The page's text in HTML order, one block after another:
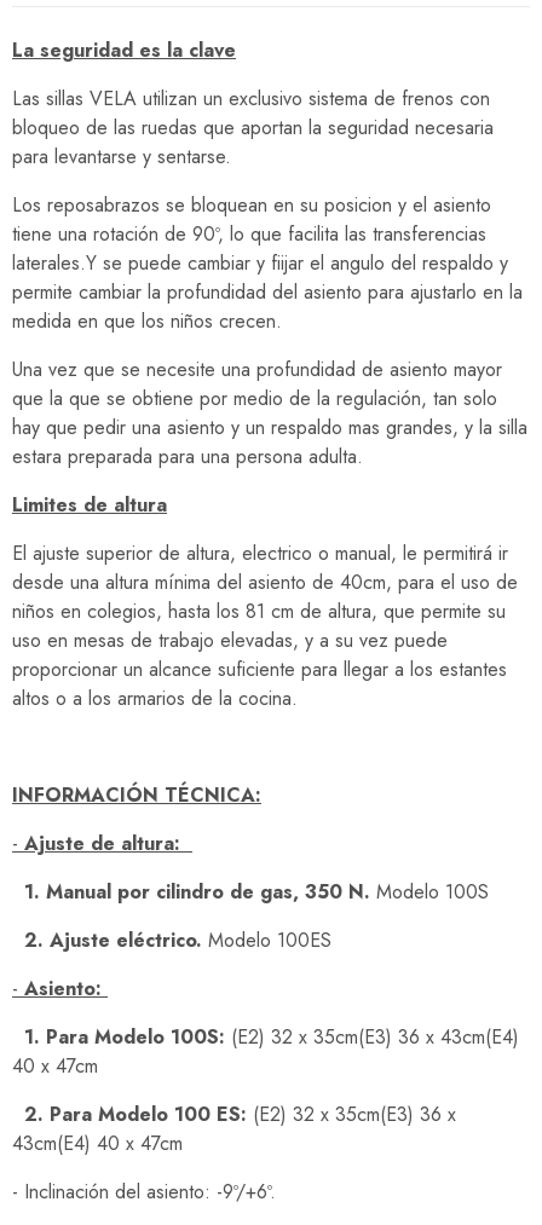
La seguridad es la clave
Las sillas VELA utilizan un exclusivo sistema de frenos con
bloqueo de las ruedas que aportan la seguridad necesaria
para levantarse y sentarse.
Los reposabrazos se bloquean en su posicion y el asiento
tiene una rotación de 90º, lo que facilita las transferencias
laterales.Y se puede cambiar y fiijar el angulo del respaldo y
permite cambiar la profundidad del asiento para ajustarlo en la
medida en que los niños crecen.
Una vez que se necesite una profundidad de asiento mayor
que la que se obtiene por medio de la regulación, tan solo
hay que pedir una asiento y un respaldo mas grandes, y la silla
estara preparada para una persona adulta.
Limites de altura
El ajuste superior de altura, electrico o manual, le permitirá ir
desde una altura mínima del asiento de 40cm, para el uso de
niños en colegios, hasta los 81 cm de altura, que permite su
uso en mesas de trabajo elevadas, y a su vez puede
proporcionar un alcance suficiente para llegar a los estantes
altos o a los armarios de la cocina.
INFORMACIÓN TÉCNICA:
- Ajuste de altura:
1. Manual por cilindro de gas, 350 N. Modelo 100S
2. Ajuste eléctrico. Modelo 100ES
- Asiento:
1. Para Modelo 100S: (E2) 32 x 35cm(E3) 36 x 43cm(E4)
40 x 47cm
2. Para Modelo 100 ES: (E2) 32 x 35cm(E3) 36 x
43cm(E4) 40 x 47cm
- Inclinación del asiento: -9º/+6º.